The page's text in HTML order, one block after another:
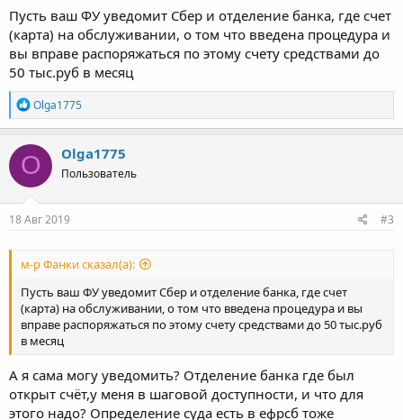
по кредитной карте?
Пусть ваш ФУ уведомит Сбер и отделение банка, где счет
(карта) на обслуживании, о том что введена процедура и
вы вправе распоряжаться по этому счету средствами до
50 тыс.руб в месяц
Р
е
а
к
ц
и
и
:
Olga1775
O Olga1775
Пользователь
18 Авг 2019 #3
м-р Фанки сказал(а):
Пусть ваш ФУ уведомит Сбер и отделение банка, где счет
(карта) на обслуживании, о том что введена процедура и вы
вправе распоряжаться по этому счету средствами до 50 тыс.руб
в месяц
А я сама могу уведомить? Отделение банка где был
открыт счёт,у меня в шаговой доступности, и что для
этого надо? Определение суда есть в ефрсб тоже